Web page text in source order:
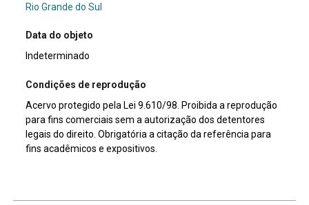
Rio Grande do Sul
Data do objeto
Indeterminado
Condições de reprodução
Acervo protegido pela Lei 9.610/98. Proibida a reprodução
para fins comerciais sem a autorização dos detentores
legais do direito. Obrigatória a citação da referência para
fins acadêmicos e expositivos.